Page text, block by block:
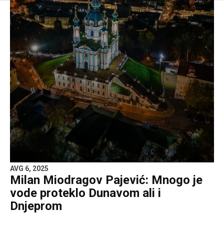
AVG 6, 2025
Milan Miodragov Pajević: Mnogo je
vode proteklo Dunavom ali i
Dnjeprom